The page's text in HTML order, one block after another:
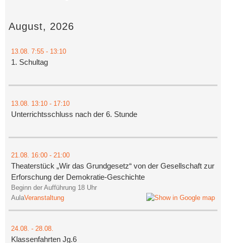
August, 2026
13.08. 7:55 - 13:10
1. Schultag
13.08. 13:10 - 17:10
Unterrichtsschluss nach der 6. Stunde
21.08. 16:00 - 21:00
Theaterstück „Wir das Grundgesetz“ von der Gesellschaft zur
Erforschung der Demokratie-Geschichte
Beginn der Aufführung 18 Uhr
AulaVeranstaltung
24.08. - 28.08.
Klassenfahrten Jg.6